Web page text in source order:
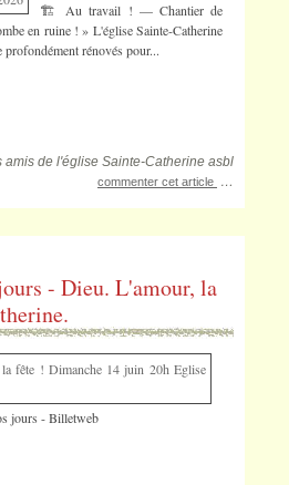
🏗️ Au travail ! — Chantier de
en ruine ! » L'église Sainte-Catherine
rénovés pour...
amis de l'église Sainte-Catherine asbl
commenter cet article …
- Dieu. L'amour, la
jours - Billetweb